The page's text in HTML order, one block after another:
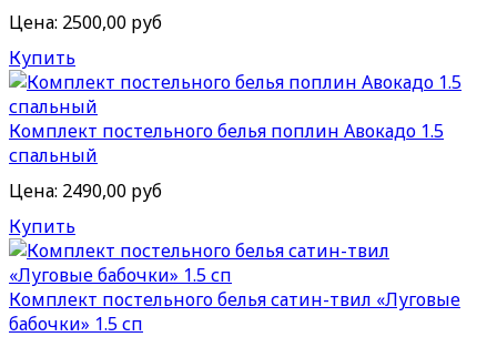
Цена: 2500,00 руб
Купить
Комплект постельного белья поплин Авокадо 1.5
спальный
Цена: 2490,00 руб
Купить
Комплект постельного белья сатин-твил «Луговые
бабочки» 1.5 сп